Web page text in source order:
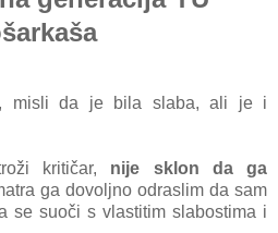
misli da je bila slaba, ali je i
kritičar, nije sklon da ga
ga dovoljno odraslim da sam
se suoči s vlastitim slabostima i